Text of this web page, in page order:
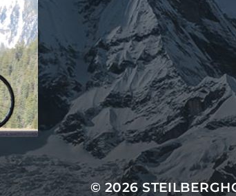
© 2026